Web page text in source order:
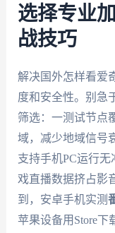
选择专业
战技巧
解决国外怎样看爱
度和安全性。别急
筛选：一测试节点
域，减少地域信号
支持手机PC运行
戏直播数据挤占影
到，安卓手机实测
苹果设备用Store下